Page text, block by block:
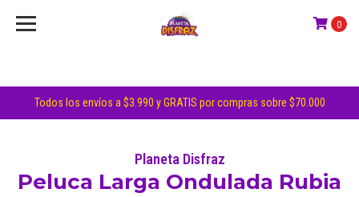
Todos los envíos a $3.990 y GRATIS por compras sobre $70.000
0
Planeta Disfraz
Peluca Larga Ondulada Rubia